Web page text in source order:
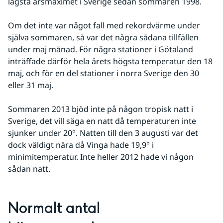
Om det inte var något fall med rekordvärme under
själva sommaren, så var det några sådana tillfällen
under maj månad. För några stationer i Götaland
inträffade därför hela årets högsta temperatur den 18
maj, och för en del stationer i norra Sverige den 30
eller 31 maj.
Sommaren 2013 bjöd inte på någon tropisk natt i
Sverige, det vill säga en natt då temperaturen inte
sjunker under 20°. Natten till den 3 augusti var det
dock väldigt nära då Vinga hade 19,9° i
minimitemperatur. Inte heller 2012 hade vi någon
sådan natt.
Normalt antal